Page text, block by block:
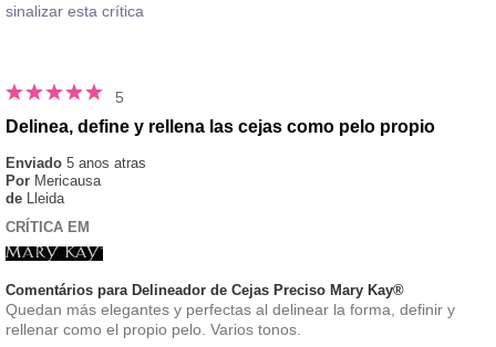
sinalizar esta crítica
5
Delinea, define y rellena las cejas como pelo propio
Enviado 5 anos atras
Por Mericausa
de Lleida
CRÍTICA EM
Comentários para Delineador de Cejas Preciso Mary Kay®
Quedan más elegantes y perfectas al delinear la forma, definir y
rellenar como el propio pelo. Varios tonos.